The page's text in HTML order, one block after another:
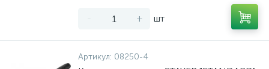
- + шт
Артикул: 08250-4